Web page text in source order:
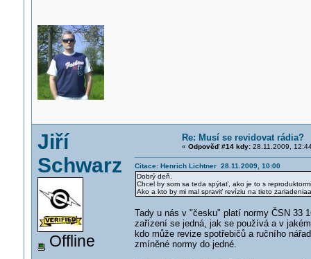
Jiří
Schwarz
Offline
Re: Musí se revidovat rádia?
« Odpověď #14 kdy:28.11.2009,
Citace: Henrich Lichtner 28.11.2009, 10:00
Dobrý deň.
Chcel by som sa teda spýtať, ako je to s
Ako a kto by mi mal spraviť revíziu na tieto
Tady u nás v "česku" platí normy ČSN 33
zařízení se jedná, jak se používá a v
kdo může revize spotřebičů a ručního
zmíněné normy do jedné.